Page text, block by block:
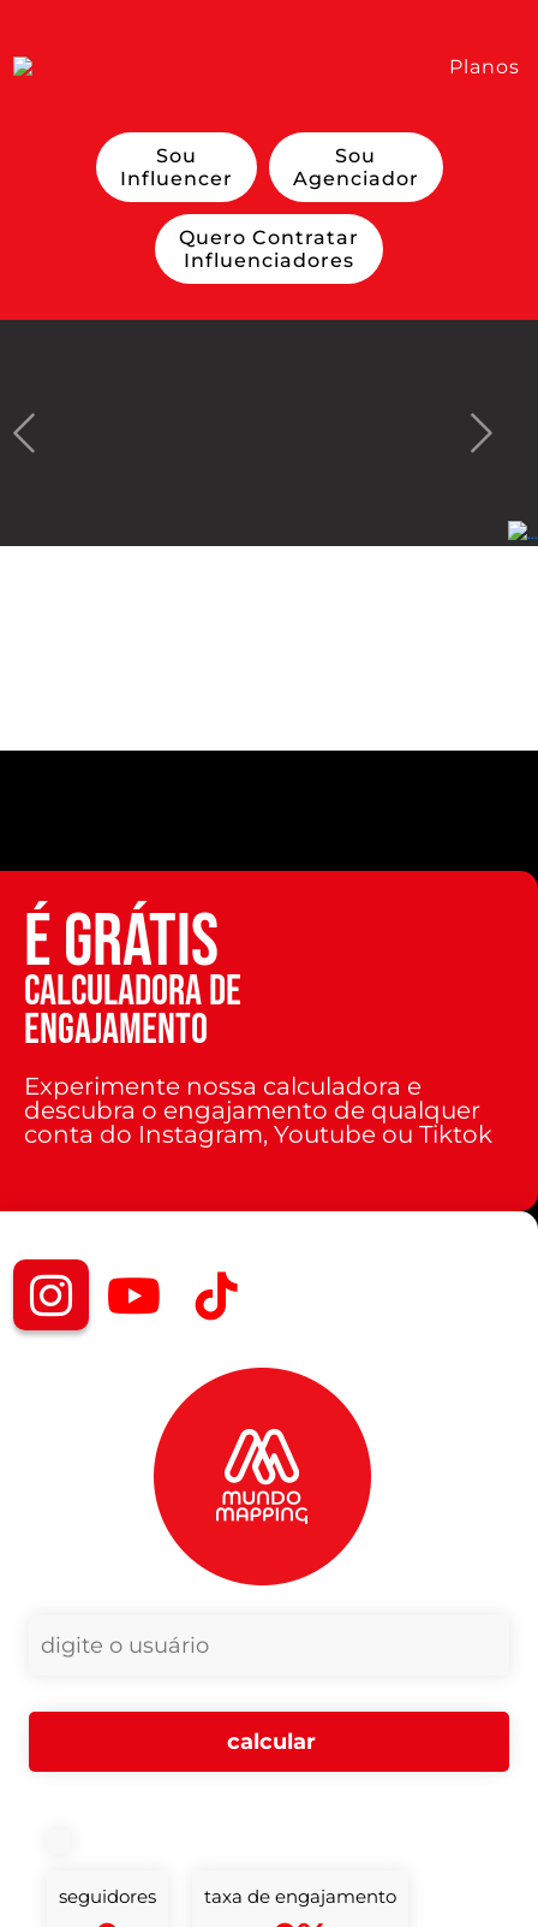
Planos
Sou
Influencer
Sou
Agenciador
Quero Contratar
Influenciadores
Previous Next
É GRÁTIS
Calculadora de
engajamento
Experimente nossa calculadora e
descubra o engajamento de qualquer
conta do Instagram, Youtube ou Tiktok
seguidores taxa de engajamento